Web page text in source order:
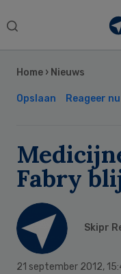
Search
Home › Nieuws
Opslaan Reageer nu
Fabry
Skipr
21 september 2012,
Sidebar